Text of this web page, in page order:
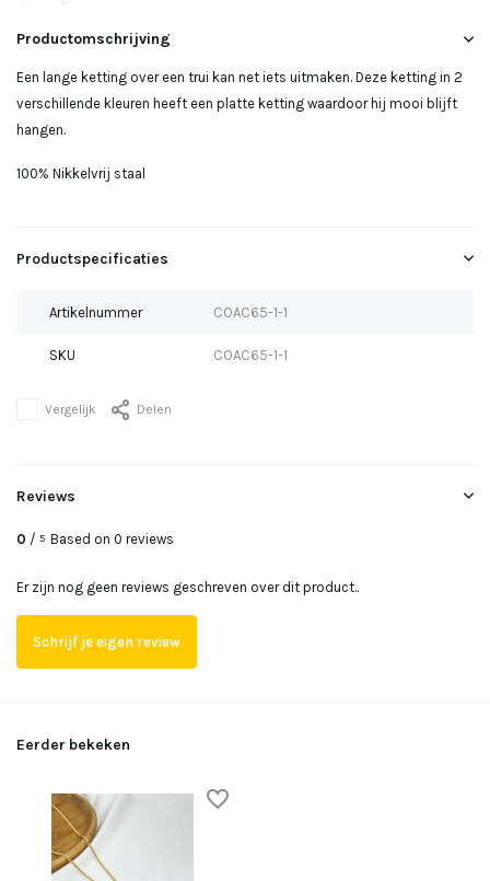
Productomschrijving
Een lange ketting over een trui kan net iets uitmaken. Deze ketting in 2
verschillende kleuren heeft een platte ketting waardoor hij mooi blijft
hangen.
100% Nikkelvrij staal
Productspecificaties
Artikelnummer COAC65-1-1
SKU COAC65-1-1
Vergelijk Delen
Reviews
0 / 5 Based on 0 reviews
Er zijn nog geen reviews geschreven over dit product..
Schrijf je eigen review
Eerder bekeken